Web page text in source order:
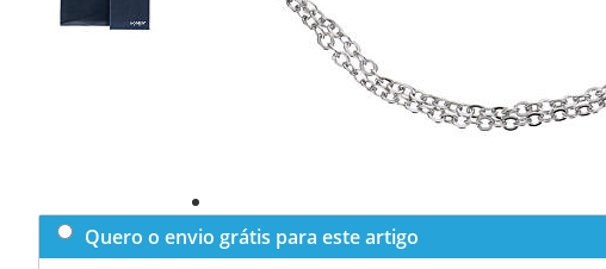
Quero o envio grátis para este artigo